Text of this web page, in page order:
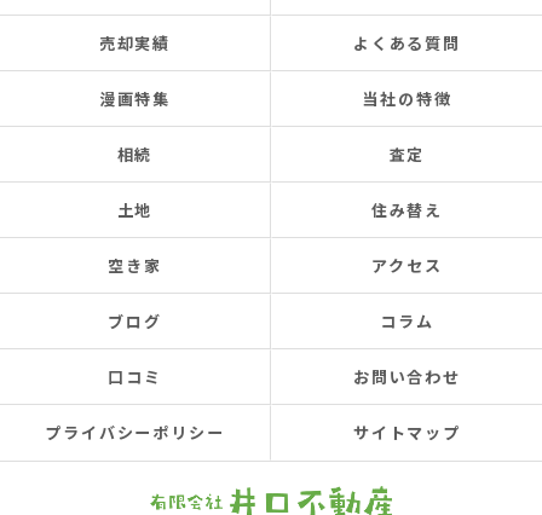
売却実績 よくある質問
漫画特集 当社の特徴
相続 査定
土地 住み替え
空き家 アクセス
ブログ コラム
口コミ お問い合わせ
プライバシーポリシー サイトマップ